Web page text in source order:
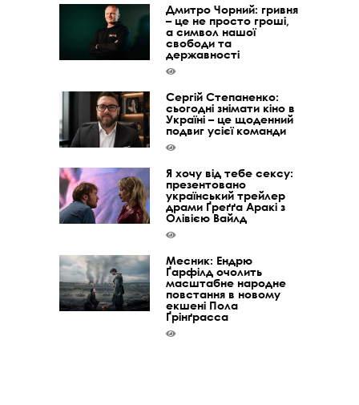
Дмитро Чорний: гривня
– це не просто гроші,
а символ нашої
свободи та
державності
Сергій Степаненко:
сьогодні знімати кіно в
Україні – це щоденний
подвиг усієї команди
Я хочу від тебе сексу:
презентовано
український трейлер
драми Ґреґґа Аракі з
Олівією Вайлд
Месник: Ендрю
Ґарфілд очолить
масштабне народне
повстання в новому
екшені Пола
Ґрінґрасса